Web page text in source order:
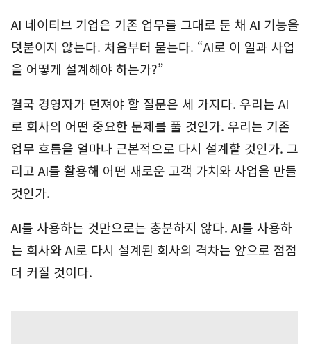
AI 네이티브 기업은 기존 업무를 그대로 둔 채 AI 기능을
덧붙이지 않는다. 처음부터 묻는다. “AI로 이 일과 사업
을 어떻게 설계해야 하는가?”
결국 경영자가 던져야 할 질문은 세 가지다. 우리는 AI
로 회사의 어떤 중요한 문제를 풀 것인가. 우리는 기존
업무 흐름을 얼마나 근본적으로 다시 설계할 것인가. 그
리고 AI를 활용해 어떤 새로운 고객 가치와 사업을 만들
것인가.
AI를 사용하는 것만으로는 충분하지 않다. AI를 사용하
는 회사와 AI로 다시 설계된 회사의 격차는 앞으로 점점
더 커질 것이다.